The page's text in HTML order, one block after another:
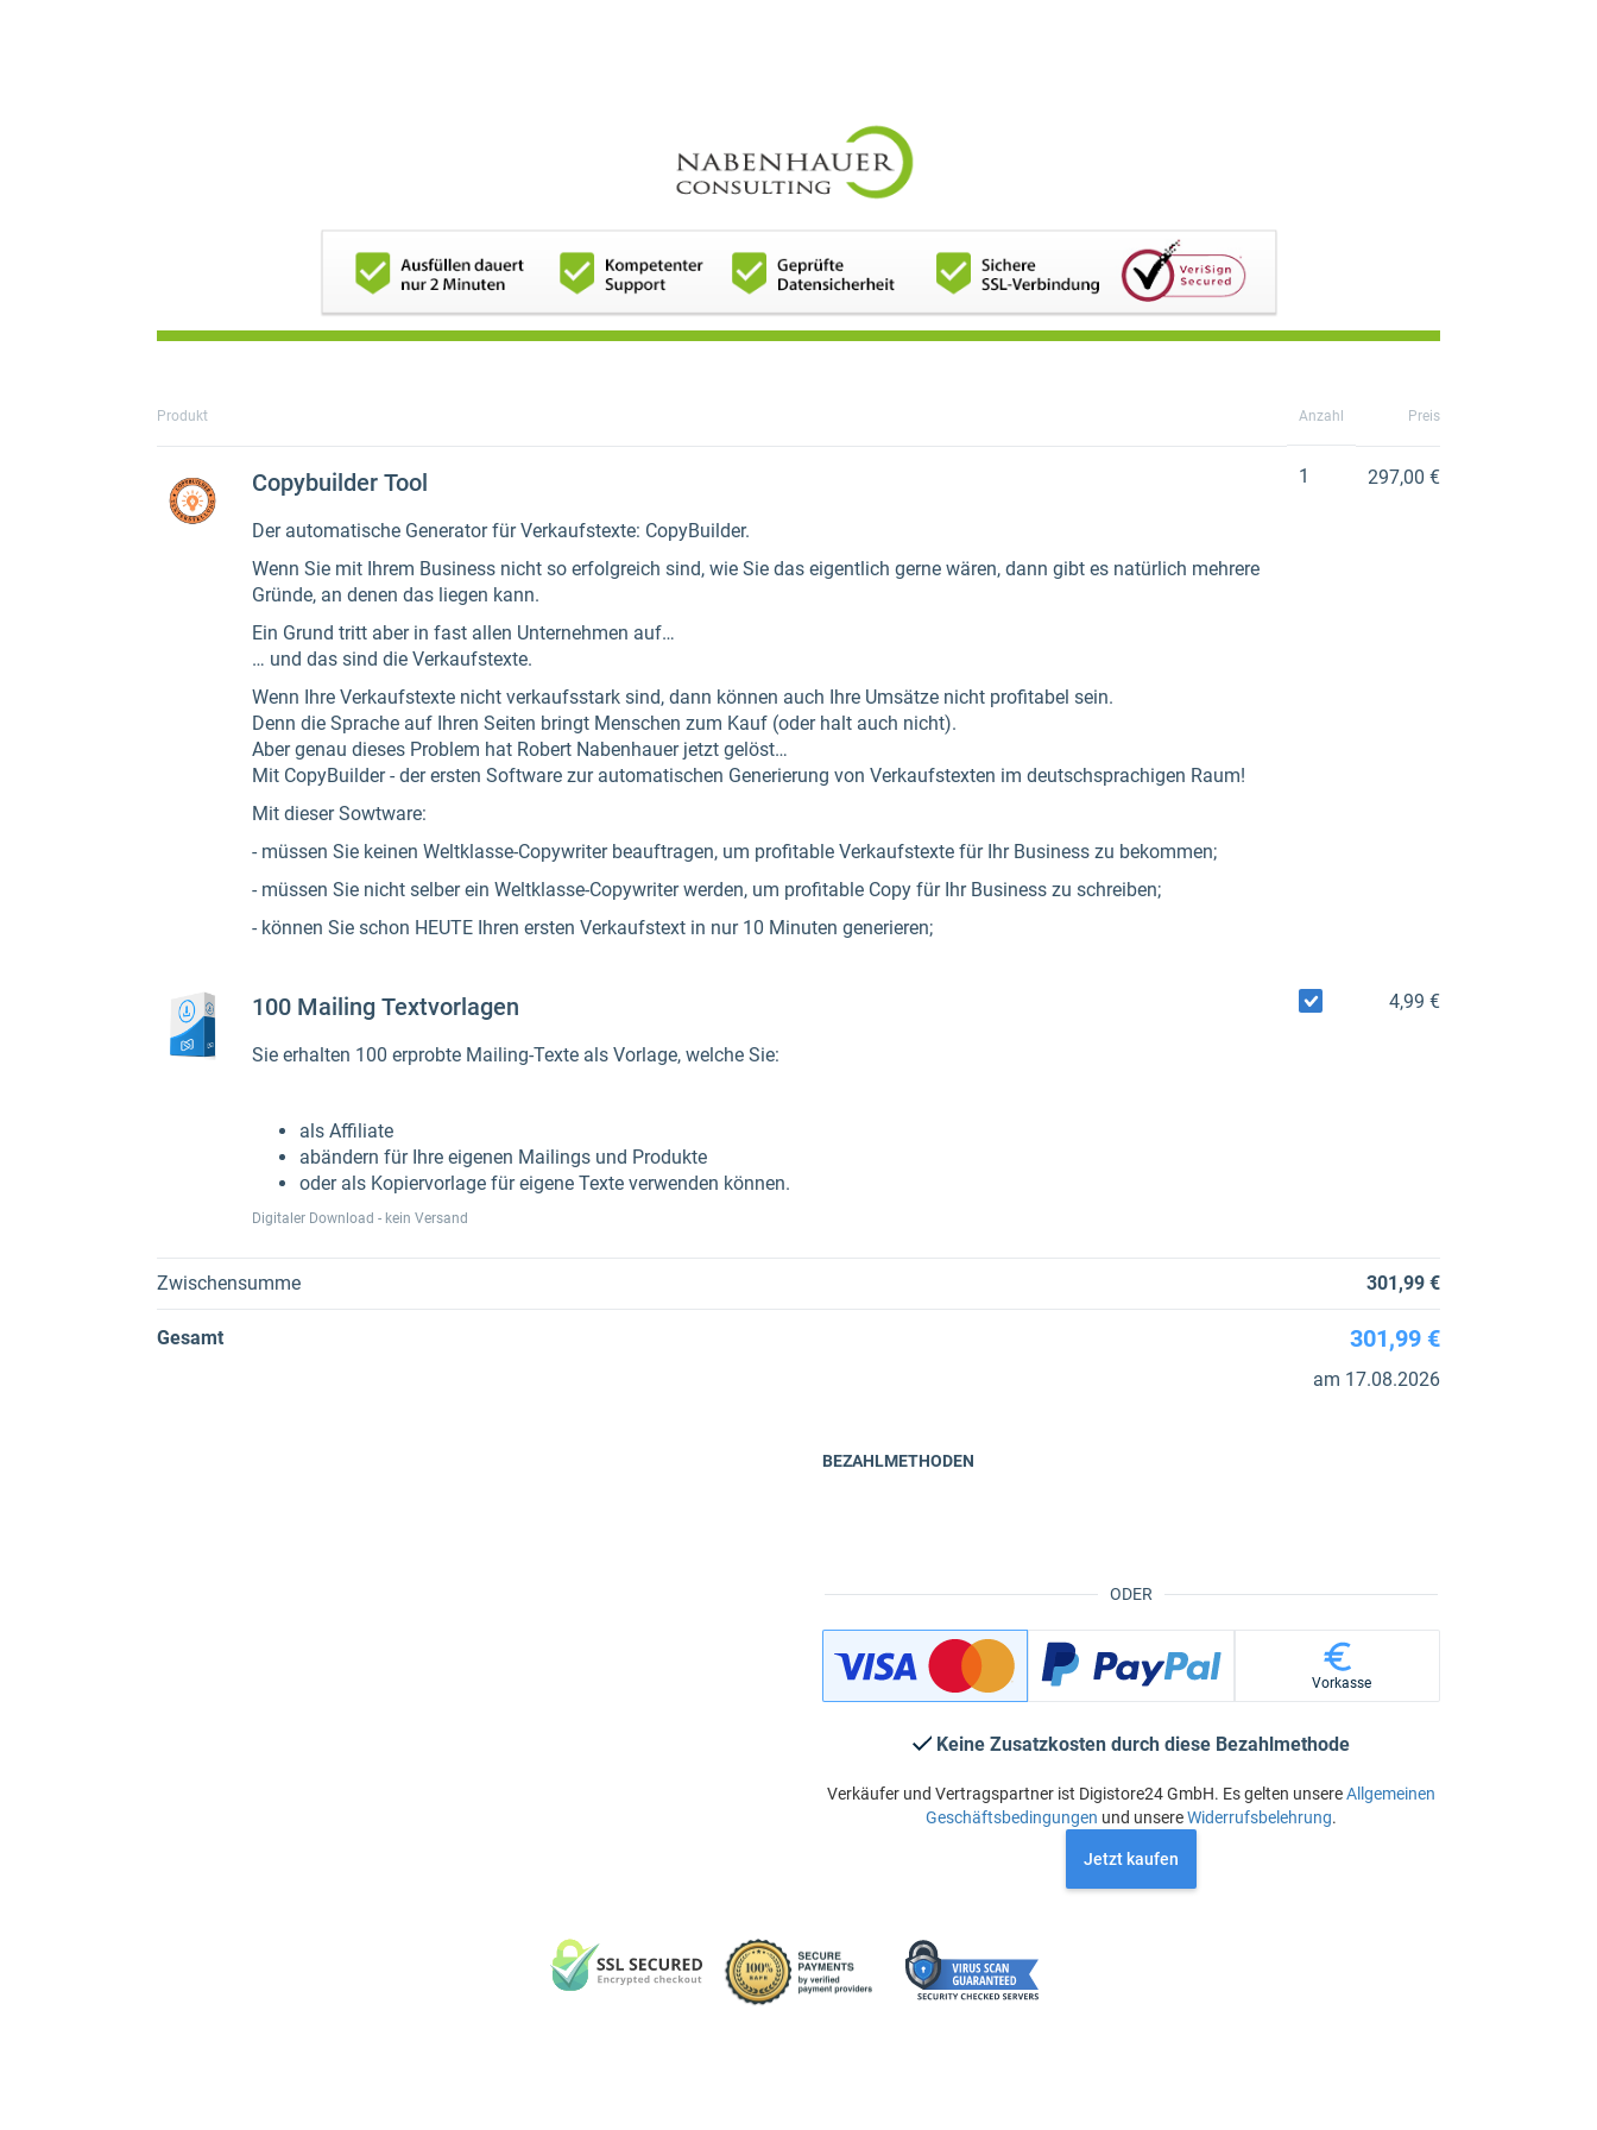
Produkt Anzahl Preis
Copybuilder Tool
Der automatische Generator für Verkaufstexte: CopyBuilder.
Wenn Sie mit Ihrem Business nicht so erfolgreich sind, wie Sie das eigentlich gerne wären, dann gibt es natürlich mehrere
Gründe, an denen das liegen kann.
Ein Grund tritt aber in fast allen Unternehmen auf…
… und das sind die Verkaufstexte.
Wenn Ihre Verkaufstexte nicht verkaufsstark sind, dann können auch Ihre Umsätze nicht profitabel sein.
Denn die Sprache auf Ihren Seiten bringt Menschen zum Kauf (oder halt auch nicht).
Aber genau dieses Problem hat Robert Nabenhauer jetzt gelöst…
Mit CopyBuilder - der ersten Software zur automatischen Generierung von Verkaufstexten im deutschsprachigen Raum!
Mit dieser Sowtware:
- müssen Sie keinen Weltklasse-Copywriter beauftragen, um profitable Verkaufstexte für Ihr Business zu bekommen;
- müssen Sie nicht selber ein Weltklasse-Copywriter werden, um profitable Copy für Ihr Business zu schreiben;
- können Sie schon HEUTE Ihren ersten Verkaufstext in nur 10 Minuten generieren;
1 297,00 €
100 Mailing Textvorlagen
Sie erhalten 100 erprobte Mailing-Texte als Vorlage, welche Sie:
als Affiliate
abändern für Ihre eigenen Mailings und Produkte
oder als Kopiervorlage für eigene Texte verwenden können.
Digitaler Download - kein Versand
4,99 €
Zwischensumme 301,99 €
Gesamt 301,99 €
am 17.08.2026
ODER
BEZAHLMETHODEN
Vorkasse
Keine Zusatzkosten durch diese Bezahlmethode
Verkäufer und Vertragspartner ist Digistore24 GmbH. Es gelten unsereAllgemeinen
Geschäftsbedingungen und unsereWiderrufsbelehrung.
Jetzt kaufen